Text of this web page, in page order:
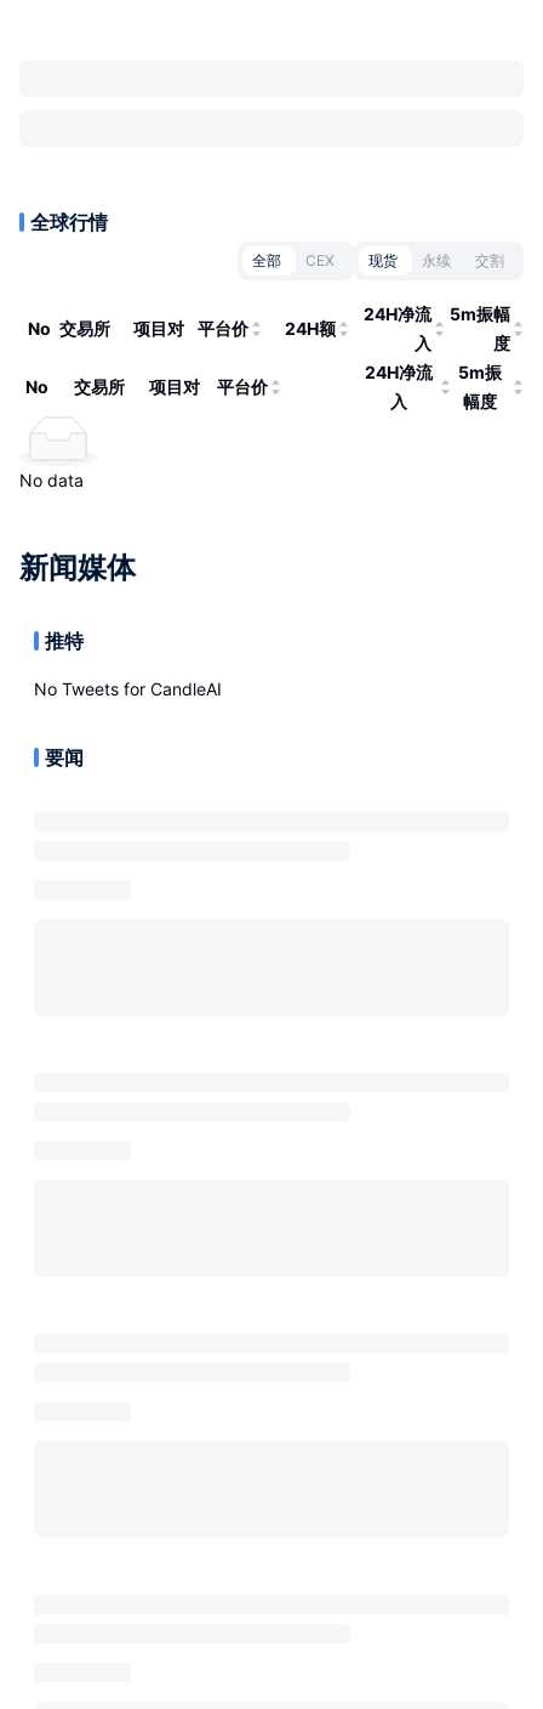
全球行情
全部 CEX 现货 永续 交割
No 交易所 项目对 平台价 24H额
24H净流
入
5m振幅
度
No 交易所 项目对 平台价
24H净流
入
5m振
幅度
No data
新闻媒体
推特
No Tweets for CandleAI
要闻